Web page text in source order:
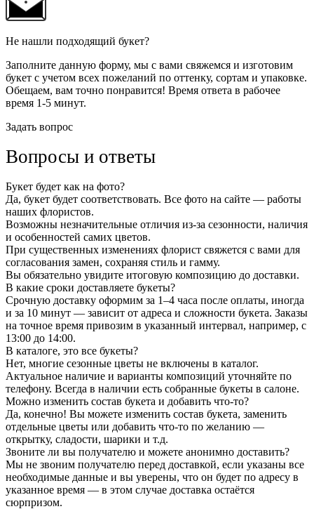
Не нашли подходящий букет?
Заполните данную форму, мы с вами свяжемся и изготовим
букет с учетом всех пожеланий по оттенку, сортам и упаковке.
Обещаем, вам точно понравится! Время ответа в рабочее
время 1-5 минут.
Задать вопрос
Вопросы и ответы
Букет будет как на фото?
Да, букет будет соответствовать. Все фото на сайте — работы
наших флористов.
Возможны незначительные отличия из-за сезонности, наличия
и особенностей самих цветов.
При существенных изменениях флорист свяжется с вами для
согласования замен, сохраняя стиль и гамму.
Вы обязательно увидите итоговую композицию до доставки.
В какие сроки доставляете букеты?
Срочную доставку оформим за 1–4 часа после оплаты, иногда
и за 10 минут — зависит от адреса и сложности букета. Заказы
на точное время привозим в указанный интервал, например, с
13:00 до 14:00.
В каталоге, это все букеты?
Нет, многие сезонные цветы не включены в каталог.
Актуальное наличие и варианты композиций уточняйте по
телефону. Всегда в наличии есть собранные букеты в салоне.
Можно изменить состав букета и добавить что-то?
Да, конечно! Вы можете изменить состав букета, заменить
отдельные цветы или добавить что-то по желанию —
открытку, сладости, шарики и т.д.
Звоните ли вы получателю и можете анонимно доставить?
Мы не звоним получателю перед доставкой, если указаны все
необходимые данные и вы уверены, что он будет по адресу в
указанное время — в этом случае доставка остаётся
сюрпризом.